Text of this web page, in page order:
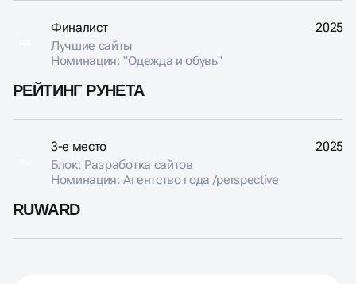
РЕЙТИНГ РУНЕТА
Финалист
Лучшие сайты
Номинация: "Одежда и обувь"
2025
RUWARD
3-е место
Блок: Разработка сайтов
Номинация: Агентство года /perspective
2025